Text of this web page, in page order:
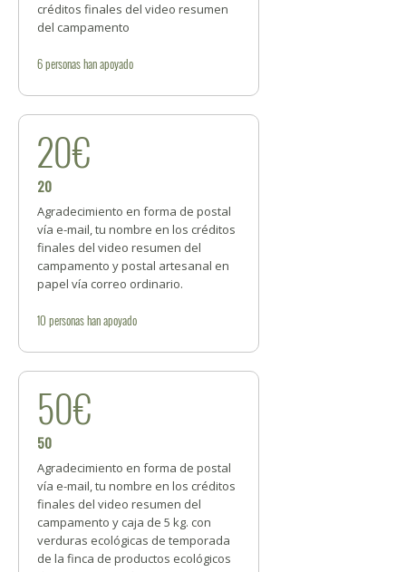
créditos finales del video resumen
del campamento
6personashan apoyado
20€
20
Agradecimiento en forma de postal
vía e-mail, tu nombre en los créditos
finales del video resumen del
campamento y postal artesanal en
papel vía correo ordinario.
10 personashan apoyado
50€
50
Agradecimiento en forma de postal
vía e-mail, tu nombre en los créditos
finales del video resumen del
campamento y caja de 5 kg. con
verduras ecológicas de temporada
de la finca de productos ecológicos